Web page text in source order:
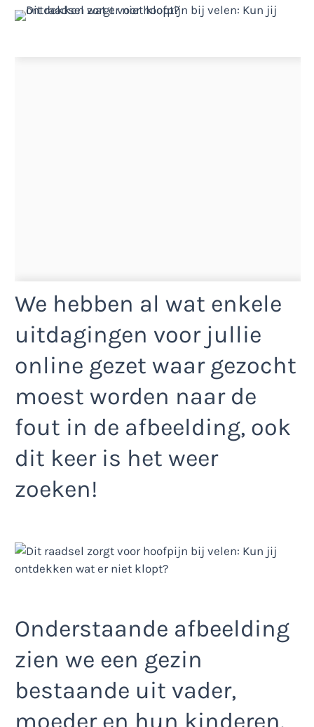
We hebben al wat enkele
uitdagingen voor jullie
online gezet waar gezocht
moest worden naar de
fout in de afbeelding, ook
dit keer is het weer
zoeken!
Onderstaande afbeelding
zien we een gezin
bestaande uit vader,